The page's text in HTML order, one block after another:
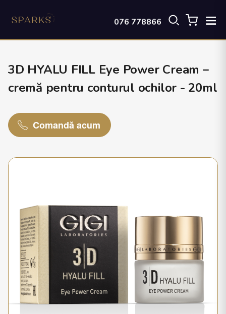
076 778866
3D HYALU FILL Eye Power Cream –
cremă pentru conturul ochilor - 20ml
Comandă acum